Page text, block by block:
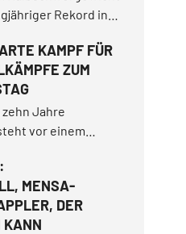
Rekord in
bestand
Karriere.
KAMPF FÜR
ZUM
Jahre
vor einem
die
ein
mehr.
MENSA-
DER
KANN